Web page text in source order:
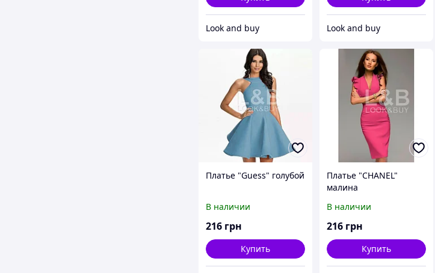
Look and buy Look and buy
Платье "Guess" голубой
В наличии
216 грн
Купить
Платье "CHANEL"
малина
В наличии
216 грн
Купить